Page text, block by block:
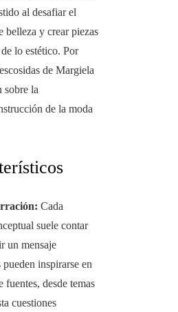
al desafiar el
belleza y crear piezas
lo estético. Por
de Margiela
sobre la
de la moda
Cada
suele contar
un mensaje
inspirarse en
fuentes, desde temas
cuestiones